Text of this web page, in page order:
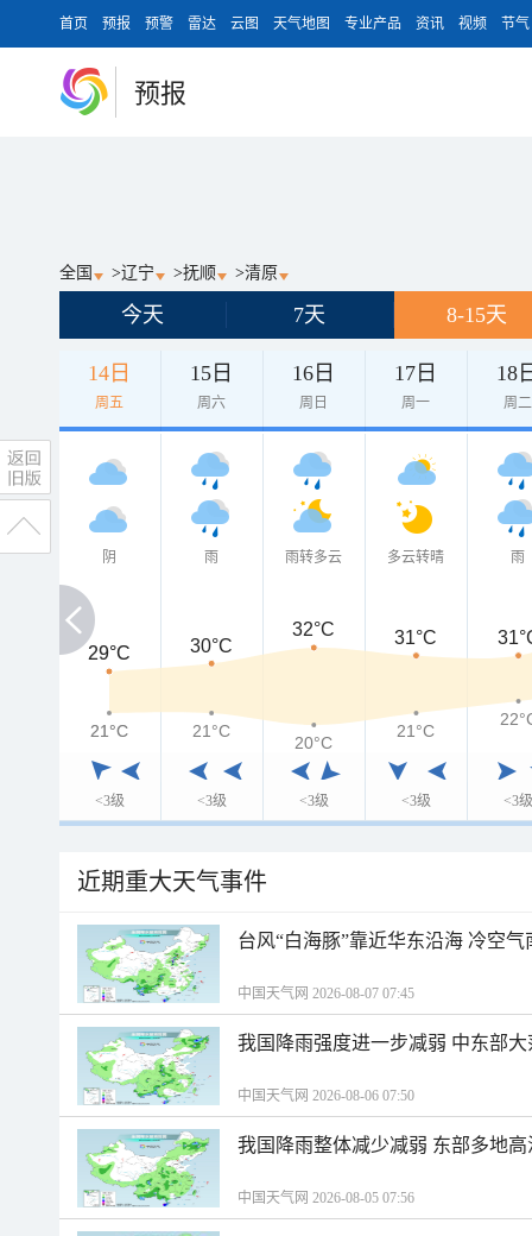
首页 预报 预警 雷达 云图 天气地图 专业产品 资讯 视频 节气
预报
全国 >辽宁 >抚顺 >清原
今天 7天 8-15天
14日
周五
15日
周六
16日
周日
17日
周一
18
周二
阴
<3级
雨
<3级
雨转多云
<3级
多云转晴
<3级
雨
<3级
29°C
29°C 30°C
32°C 31°C
21°C
21°C 21°C
20°C
21°C
近期重大天气事件
台风“白海豚”靠近华东沿海 冷空
中国天气网 2026-08-07 07:45
我国降雨强度进一步减弱 中东部
中国天气网 2026-08-06 07:50
我国降雨整体减少减弱 东部多地
中国天气网 2026-08-05 07:56